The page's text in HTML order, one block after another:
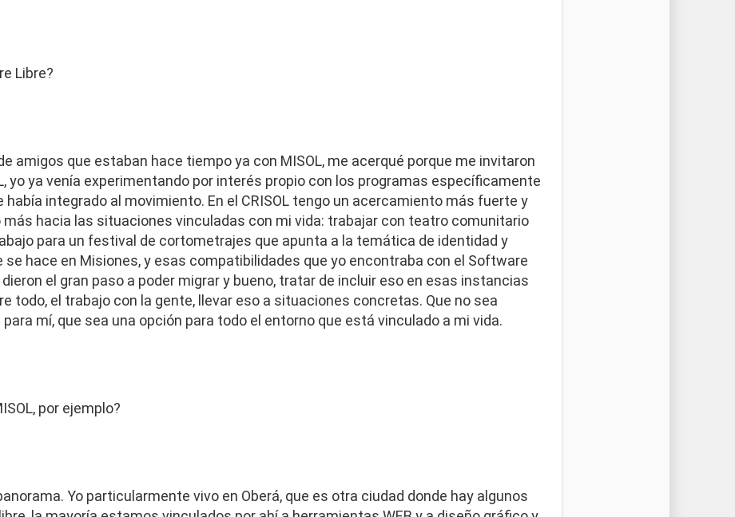
Libre?
amigos que estaban hace tiempo ya con MISOL, me acerqué porque me invitaron
yo ya venía experimentando por interés propio con los programas específicamente
había integrado al movimiento. En el CRISOL tengo un acercamiento más fuerte y
más hacia las situaciones vinculadas con mi vida: trabajar con teatro comunitario
para un festival de cortometrajes que apunta a la temática de identidad y
se hace en Misiones, y esas compatibilidades que yo encontraba con el Software
el gran paso a poder migrar y bueno, tratar de incluir eso en esas instancias
todo, el trabajo con la gente, llevar eso a situaciones concretas. Que no sea
mí, que sea una opción para todo el entorno que está vinculado a mi vida.
por ejemplo?
Yo particularmente vivo en Oberá, que es otra ciudad donde hay algunos